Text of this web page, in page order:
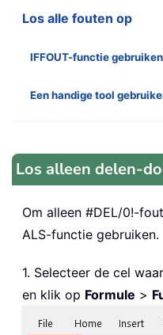
Los alle fouten op
IFFOUT-functie gebruiken
Een handige tool
Los alleen delen-
Om alleen #DEL/0!-
ALS-functie gebruiken.
1. Selecteer de cel
en klik op Formule >